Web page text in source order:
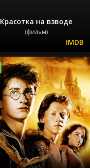
Красотка на взводе
(фильм)